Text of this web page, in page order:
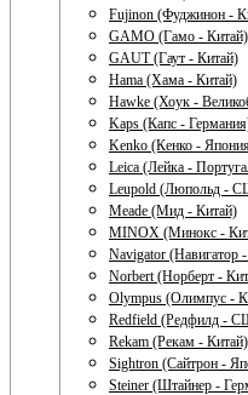
Fujinon (Фуджинон -
GAMO (Гамо - Китай)
GAUT (Гаут - Китай)
Hama (Хама - Китай)
Hawke (Хоук -
Kaps (Капс -
Kenko (Кенко -
Leica (Лейка -
Leupold (Люпольд -
Meade (Мид - Китай)
MINOX (Минокс -
Navigator (Навигатор
Norbert (Норберт -
Olympus (Олимпус -
Redfield (Редфилд -
Rekam (Рекам - Китай)
Sightron (Сайтрон -
Steiner (Штайнер -